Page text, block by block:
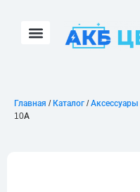
Главная / Каталог /Аксессуары
10А